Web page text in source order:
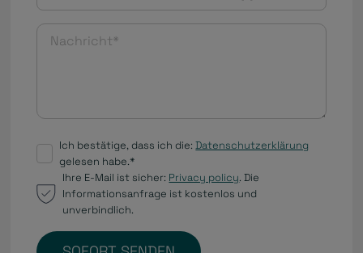
Ich bestätige, dass ich die:Datenschutzerklärung
gelesen habe.*
Ihre E-Mail ist sicher: Privacy policy. Die
Informationsanfrage ist kostenlos und
unverbindlich.